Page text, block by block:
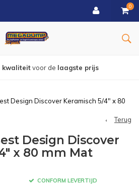
0
Gratisbezorgd vanaf €150
Design Discover Keramisch 5/4" x 80
Terug
Design Discover
x 80 mm Mat
CONFORM LEVERTIJD